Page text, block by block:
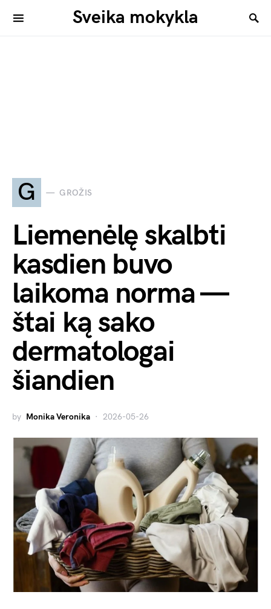
Sveika mokykla
G GROŽIS
Liemenėlę skalbti
kasdien buvo
laikoma norma —
štai ką sako
dermatologai
šiandien
by Monika Veronika 2026-05-26